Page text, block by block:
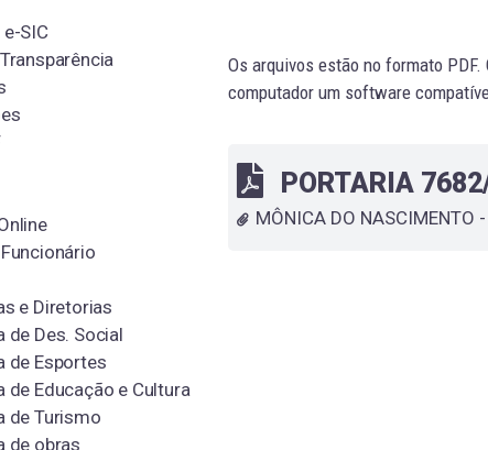
SIC
e Diretorias
de Des. Social
de Esportes
de Educação e Cultura
de Turismo
de obras
Os arquivos estão no formato
computador um software
PORTARIA